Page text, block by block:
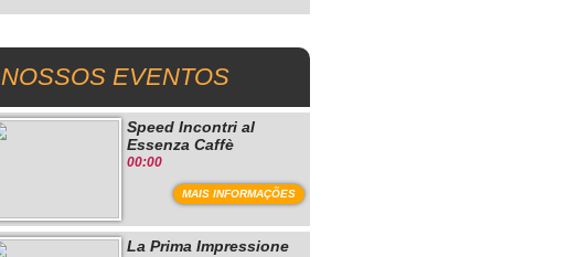
NOSSOS EVENTOS
Speed Incontri al
Essenza Caffè
00:00
MAIS INFORMAÇÕES
La Prima Impressione